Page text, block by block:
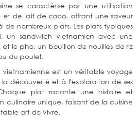
se caractérise par une utilisation
de lait de coco, offrant une saveur
de nombreux plats. Les plats typiques
un sandwich vietnamien avec une
le pho, un bouillon de nouilles de riz
du poulet.
vietnamienne est un véritable voyage
découverte et à l'exploration de ses
plat raconte une histoire et
culinaire unique, faisant de la cuisine
art de vivre.